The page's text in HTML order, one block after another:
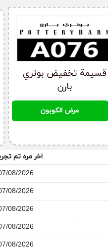
بارن ومدة الصلاحية الخاصة
قم باختيار المنتج الذي تريد
الدفع وتأكد من كتابة عنوان
طريق البريد الإلكتروني أو من
برقم الطلب، ويجب عليك أن تقوم
قسيمة تخفيض بوتري
بارن
عرض الكوبون
اخر مره تم
08/2026
08/2026
08/2026
08/2026
08/2026